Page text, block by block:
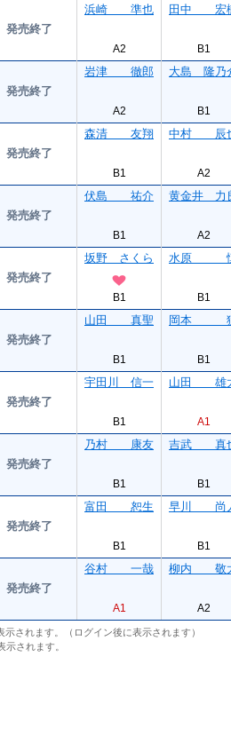
発売終了
浜崎 準也
A2
田中 宏
B1
発売終了
岩津 徹郎
A2
大島 隆乃
B1
発売終了
森清 友翔
B1
中村 辰
A2
発売終了
伏島 祐介
B1
黄金井 力
A2
発売終了
坂野 さくら
B1
水原
B1
発売終了
山田 真聖
B1
岡本
B1
発売終了
宇田川 信一
B1
山田 雄
A1
発売終了
乃村 康友
B1
吉武 真
B1
発売終了
富田 恕生
B1
早川 尚
B1
発売終了
谷村 一哉
A1
柳内 敬
A2
示されます。（ログイン後に表示されます）
示されます。